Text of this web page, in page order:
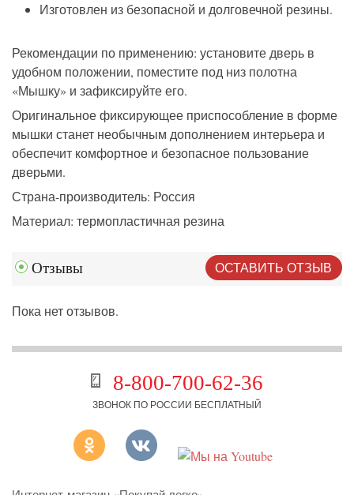
Изготовлен из безопасной и долговечной резины.
Рекомендации по применению: установите дверь в
удобном положении, поместите под низ полотна
«Мышку» и зафиксируйте его.
Оригинальное фиксирующее приспособление в форме
мышки станет необычным дополнением интерьера и
обеспечит комфортное и безопасное пользование
дверьми.
Страна-производитель: Россия
Материал: термопластичная резина
Отзывы ОСТАВИТЬ ОТЗЫВ
Пока нет отзывов.
8-800-700-62-36
ЗВОНОК ПО РОССИИ БЕСПЛАТНЫЙ